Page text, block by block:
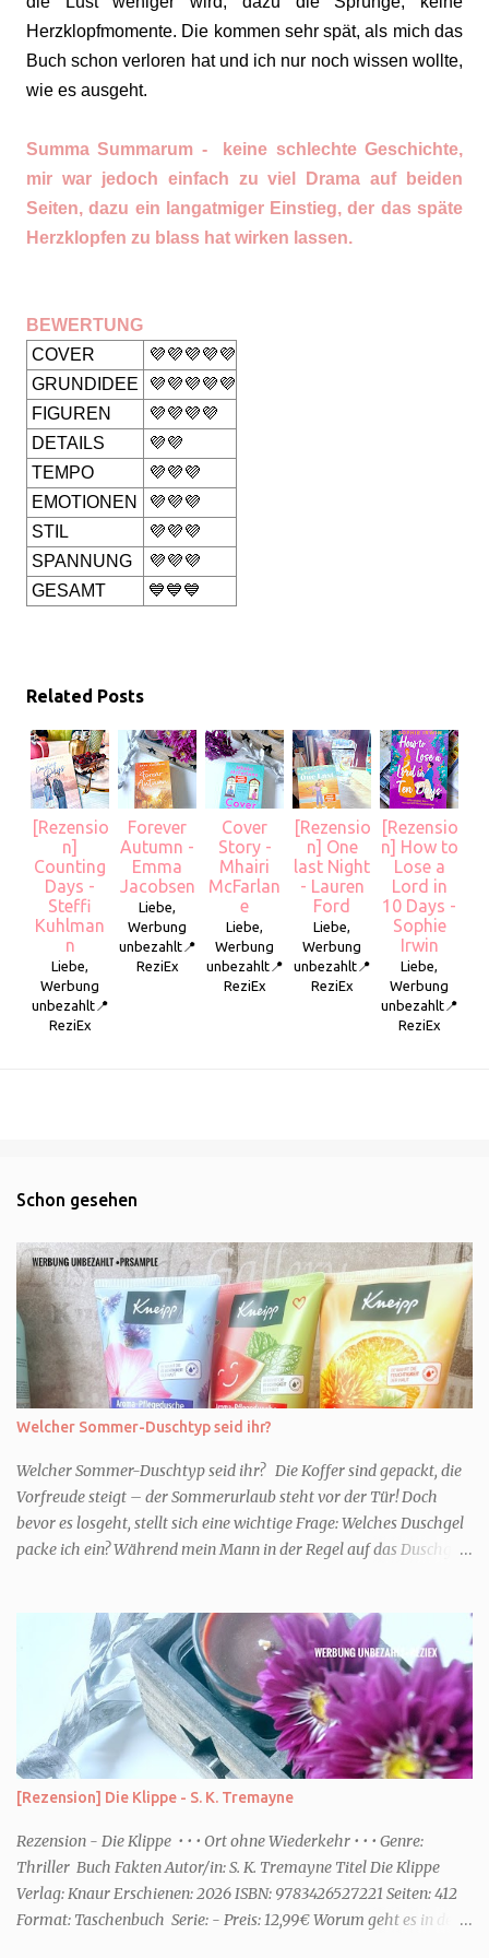
Herzklopfmomente. Die kommen sehr spät, als mich das
Buch schon verloren hat und ich nur noch wissen wollte,
wie es ausgeht.
Summa Summarum - keine schlechte Geschichte,
mir war jedoch einfach zu viel Drama auf beiden
Seiten, dazu ein langatmiger Einstieg, der das späte
Herzklopfen zu blass hat wirken lassen.
BEWERTUNG
COVER
💜💜💜💜💜
GRUNDIDEE
💜💜💜💜💜
FIGUREN
💜💜💜💜
DETAILS
💜💜
TEMPO
💜💜💜
EMOTIONEN
💜💜💜
STIL
💜💜💜
SPANNUNG
💜💜💜
GESAMT
💙💙💙
Related Posts
[Rezensio
n]
Counting
Days -
Steffi
Kuhlman
n
Liebe,
Werbung
unbezahlt📍
ReziEx
Forever
Autumn -
Emma
Jacobsen
Liebe,
Werbung
unbezahlt📍
ReziEx
Cover
Story -
Mhairi
McFarlan
e
Liebe,
Werbung
unbezahlt📍
ReziEx
[Rezensio
n] One
last Night
- Lauren
Ford
Liebe,
Werbung
unbezahlt📍
ReziEx
[Rezensio
n] How to
Lose a
Lord in
10 Days -
Sophie
Irwin
Liebe,
Werbung
unbezahlt📍
ReziEx
Schon gesehen
Welcher Sommer-Duschtyp seid ihr?
Welcher Sommer-Duschtyp seid ihr? Die Koffer sind gepackt, die
Vorfreude steigt – der Sommerurlaub steht vor der Tür! Doch
bevor es losgeht, stellt sich eine wichtige Frage: Welches Duschgel
packe ich ein? Während mein Mann in der Regel auf das Duschgel
Urlaub Entspannung und Wellness. Falls ihr ähnlich denkt, lasst
uns doch herausfinden, welcher Duschtyp ihr seid. TYP
GENIESSER Egal, ob Strand oder Städtetrip - für euch gehört
gutes Essen, ein guter Wein oder Cocktail, vielleicht ein gutes Buch
dazu. Ihr liebt es Sonnenuntergänge zu beobachten und genießt
einfach jeden Moment. Dann seid ihr wie ich der Typ Genießer.
Hier empfehle ich tatsächlich Düfte die zur Jahreszeit passen, weil
ihr dann bessere entspannen könnt. Zum Beispiel ein Duschgel mit
einem frisch-fruchtigen Duft, wie die Kneipp Aroma-Pflegedusche
“ Sommer Flirt ...
[Rezension] Die Klippe - S. K. Tremayne
Rezension - Die Klippe • • • Ort ohne Wiederkehr • • • Genre:
Thriller Buch Fakten Autor/in: S. K. Tremayne Titel Die Klippe
Verlag: Knaur Erschienen: 2026 ISBN: 9783426527221 Seiten: 412
Format: Taschenbuch Serie: - Preis: 12,99€ Worum geht es in dem